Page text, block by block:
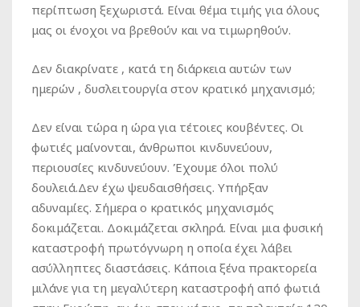
περίπτωση ξεχωριστά. Είναι θέμα τιμής για όλους
μας οι ένοχοι να βρεθούν και να τιμωρηθούν.
Δεν διακρίνατε , κατά τη διάρκεια αυτών των
ημερών , δυσλειτουργία στον κρατικό μηχανισμό;
Δεν είναι τώρα η ώρα για τέτοιες κουβέντες. Οι
φωτιές μαίνονται, άνθρωποι κινδυνεύουν,
περιουσίες κινδυνεύουν. Έχουμε όλοι πολύ
δουλειά.Δεν έχω ψευδαισθήσεις. Υπήρξαν
αδυναμίες. Σήμερα ο κρατικός μηχανισμός
δοκιμάζεται. Δοκιμάζεται σκληρά. Είναι μια φυσική
καταστροφή πρωτόγνωρη η οποία έχει λάβει
ασύλληπτες διαστάσεις. Κάποια ξένα πρακτορεία
μιλάνε για τη μεγαλύτερη καταστροφή από φωτιά